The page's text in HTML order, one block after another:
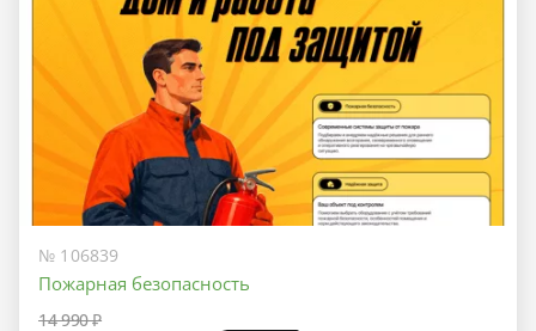
№ 106839
Пожарная безопасность
14 990 ₽